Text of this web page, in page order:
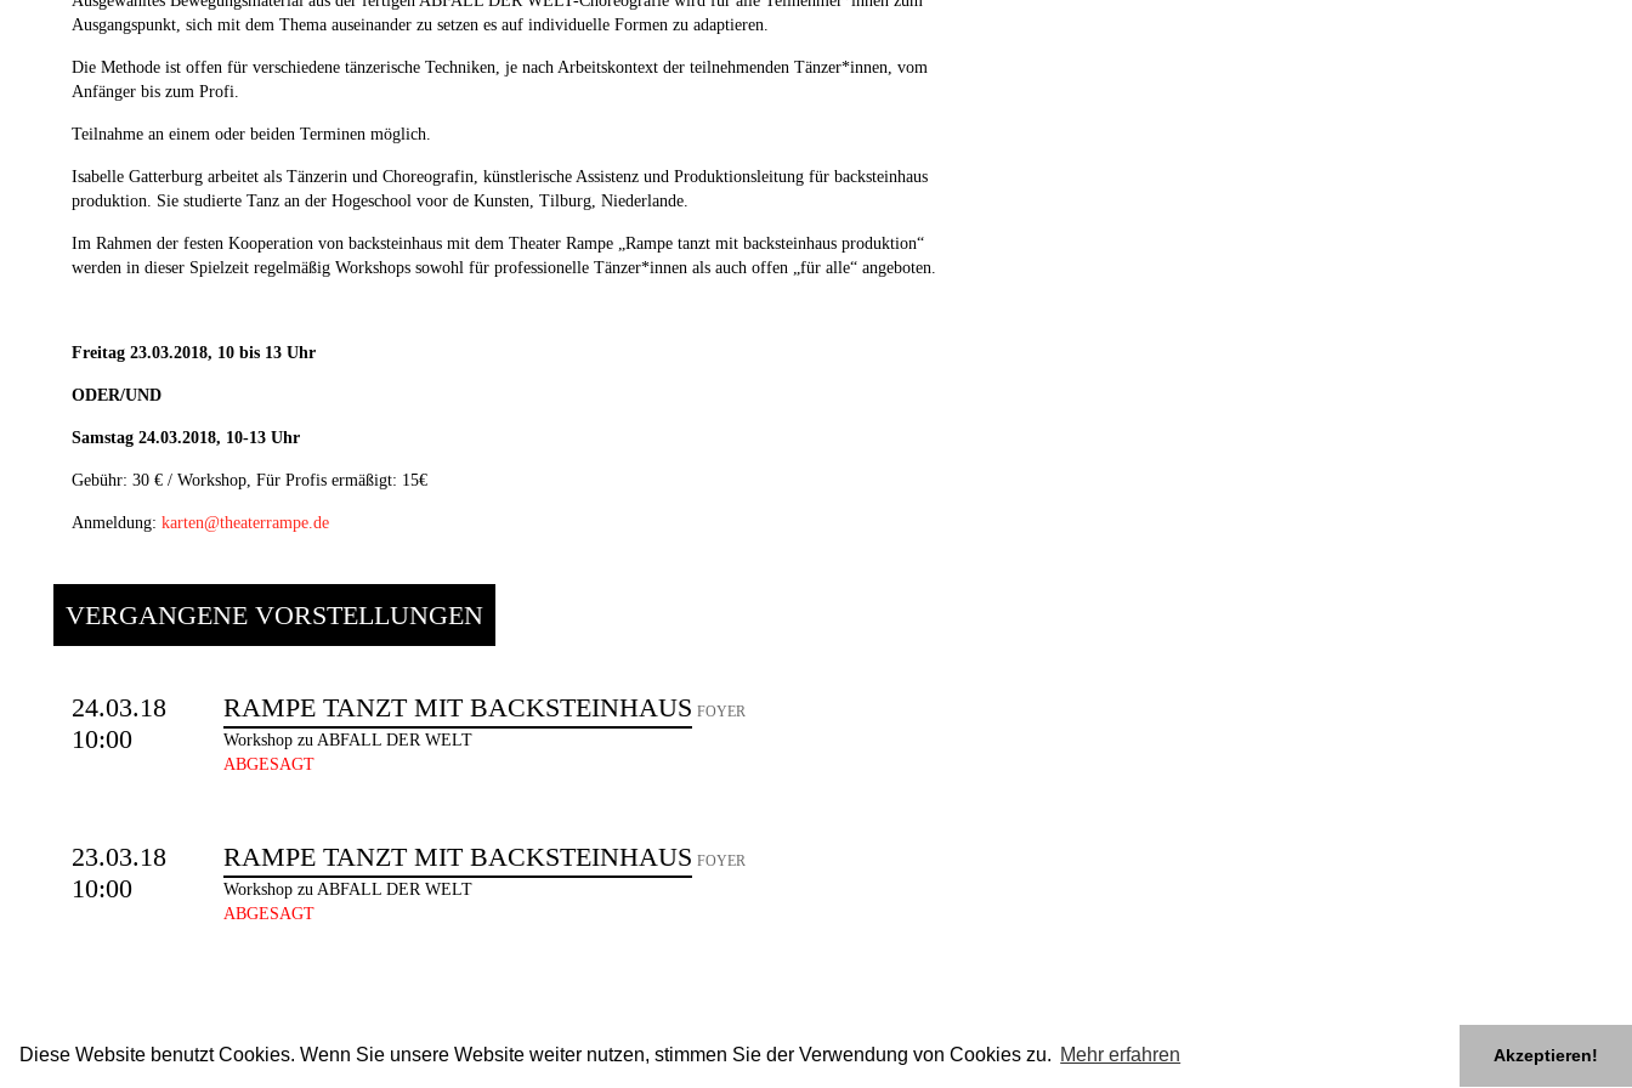
Diese Website benutzt Cookies. Wenn Sie unsere Website weiter nutzen, stimmen Sie der Verwendung von Cookies zu. Mehr erfahren Akzeptieren!
Ausgangspunkt, sich mit dem Thema auseinander zu setzen es auf individuelle Formen zu adaptieren.
Die Methode ist offen für verschiedene tänzerische Techniken, je nach Arbeitskontext der teilnehmenden Tänzer*innen, vom
Anfänger bis zum Profi.
Teilnahme an einem oder beiden Terminen möglich.
Isabelle Gatterburg arbeitet als Tänzerin und Choreografin, künstlerische Assistenz und Produktionsleitung für backsteinhaus
produktion. Sie studierte Tanz an der Hogeschool voor de Kunsten, Tilburg, Niederlande.
Im Rahmen der festen Kooperation von backsteinhaus mit dem Theater Rampe „Rampe tanzt mit backsteinhaus produktion“
werden in dieser Spielzeit regelmäßig Workshops sowohl für professionelle Tänzer*innen als auch offen „für alle“ angeboten.
Freitag 23.03.2018, 10 bis 13 Uhr
ODER/UND
Samstag 24.03.2018, 10-13 Uhr
Gebühr: 30 € / Workshop, Für Profis ermäßigt: 15€
Anmeldung: karten@theaterrampe.de
VERGANGENE VORSTELLUNGEN
24.03.18
10:00
RAMPE TANZT MIT BACKSTEINHAUS FOYER
Workshop zu ABFALL DER WELT
ABGESAGT
23.03.18
10:00
RAMPE TANZT MIT BACKSTEINHAUS FOYER
Workshop zu ABFALL DER WELT
ABGESAGT